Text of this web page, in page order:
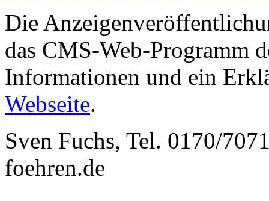
Die
das CMS-Web-Programm
Informationen und ein
Webseite.
Sven Fuchs, Tel. 0170/
foehren.de